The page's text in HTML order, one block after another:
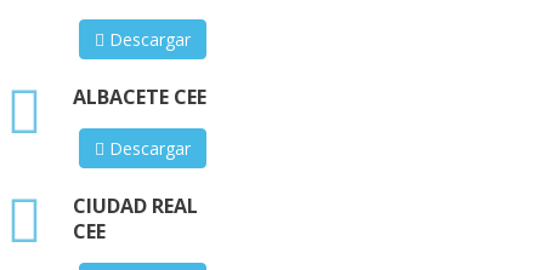
Descargar
ALBACETE CEE
xlsx
Descargar
CIUDAD REAL
CEE
xlsx